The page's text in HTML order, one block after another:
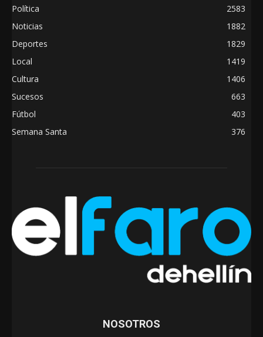
Política
2583
Noticias
1882
Deportes
1829
Local
1419
Cultura
1406
Sucesos
663
Fútbol
403
Semana Santa
376
NOSOTROS